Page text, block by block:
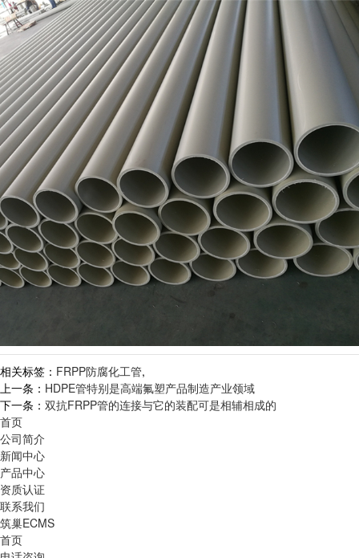
相关标签： FRPP防腐化工管,
上一条： HDPE管特别是高端氟塑产品制造产业领域
下一条： 双抗FRPP管的连接与它的装配可是相辅相成的
首页
公司简介
新闻中心
产品中心
资质认证
联系我们
筑巢ECMS
首页